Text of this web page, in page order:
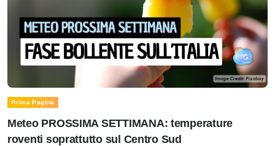
Prima Pagina
Meteo PROSSIMA SETTIMANA: temperature
roventi soprattutto sul Centro Sud